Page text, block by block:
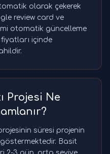
olarak çekerek
review card ve
otomatik güncelleme
içinde
Projesi Ne
süresi projenin
Basit